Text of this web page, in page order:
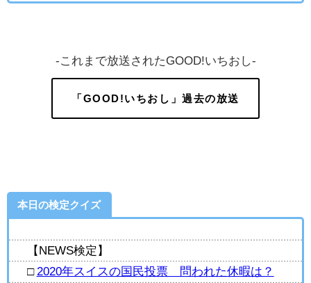
-これまで放送されたGOOD!いちおし-
「GOOD!いちおし」過去の放送
本日の検定クイズ
【NEWS検定】
□ 2020年スイスの国民投票 問われた休暇は？